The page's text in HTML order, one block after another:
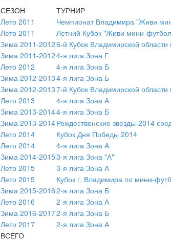
СЕЗОН
ТУРНИР
Лето 2011
Чемпионат Владимира "Живи
Лето 2011
Летний Кубок "Живи мини-
Зима 2011-20126-й Кубок Владимирской
Зима 2011-20124-я лига Зона Г
Лето 2012
4-я лига Зона Б
Зима 2012-20134-я лига Зона Б
Зима 2012-20137-й Кубок Владимирской
Лето 2013
4-я лига Зона А
Зима 2013-20144-я лига Зона Б
Зима 2013-2014Рождественские звезды-2014
Лето 2014
Кубок Дня Победы 2014
Лето 2014
4-я лига Зона А
Зима 2014-20153-я лига Зона "А"
Лето 2015
3-я лига Зона А
Лето 2015
Кубок г. Владимира по мини-
Зима 2015-20162-я лига Зона Б
Лето 2016
2-я лига Зона А
Зима 2016-20172-я лига Зона Б
Лето 2017
2-я лига Зона А
ВСЕГО